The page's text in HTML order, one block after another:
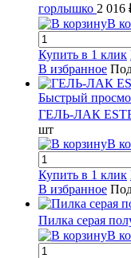
горлышко 2 016
В
Купить в 1 клик
В избранное
Быстрый
ГЕЛЬ-ЛАК
шт
В
Купить в 1 клик
В избранное
Пилка серая
В